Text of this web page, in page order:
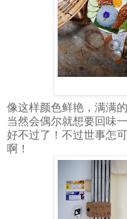
像这样颜色鲜艳，满满
当然会偶尔就想要回味
好不过了！不过世事怎
啊！